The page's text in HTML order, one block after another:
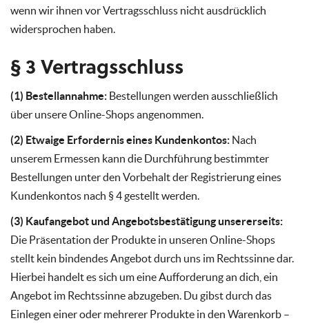
wenn wir ihnen vor Vertragsschluss nicht ausdrücklich
widersprochen haben.
§ 3 Vertragsschluss
(1) Bestellannahme: Bestellungen werden ausschließlich
über unsere Online-Shops angenommen.
(2) Etwaige Erfordernis eines Kundenkontos: Nach
unserem Ermessen kann die Durchführung bestimmter
Bestellungen unter den Vorbehalt der Registrierung eines
Kundenkontos nach § 4 gestellt werden.
(3) Kaufangebot und Angebotsbestätigung unsererseits:
Die Präsentation der Produkte in unseren Online-Shops
stellt kein bindendes Angebot durch uns im Rechtssinne dar.
Hierbei handelt es sich um eine Aufforderung an dich, ein
Angebot im Rechtssinne abzugeben. Du gibst durch das
Einlegen einer oder mehrerer Produkte in den Warenkorb –